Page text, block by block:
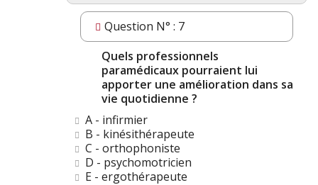
Question N° : 7
Quels professionnels
paramédicaux pourraient lui
apporter une amélioration dans sa
vie quotidienne ?
A - infirmier
B - kinésithérapeute
C - orthophoniste
D - psychomotricien
E - ergothérapeute